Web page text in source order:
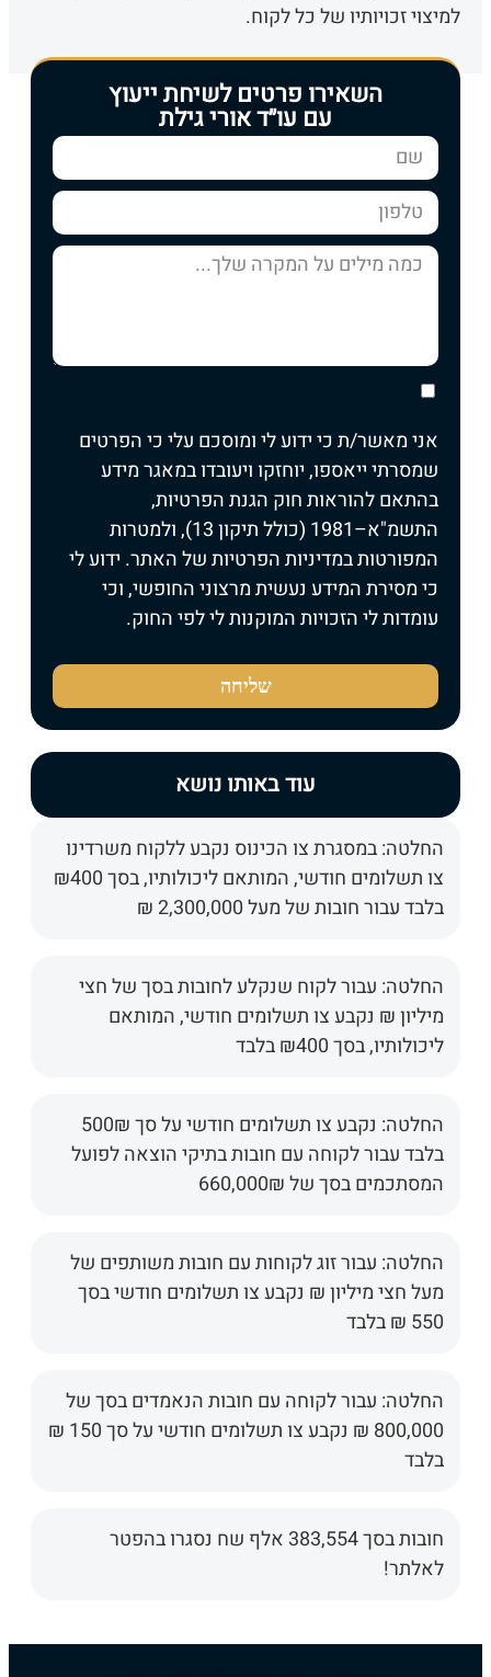
למיצוי זכויותיו של כל לקוח.
השאירו פרטים לשיחת ייעוץ
עם עו״ד אורי גילת
אני מאשר/ת כי ידוע לי ומוסכם עלי כי הפרטים
שמסרתי ייאספו, יוחזקו ויעובדו במאגר מידע
בהתאם להוראות חוק הגנת הפרטיות,
התשמ"א–1981 (כולל תיקון 13), ולמטרות
המפורטותבמדיניות הפרטיות של האתר. ידוע לי
כי מסירת המידע נעשית מרצוני החופשי, וכי
עומדות לי הזכויות המוקנות לי לפי החוק.
שליחה
עוד באותו נושא
החלטה: במסגרת צו הכינוס נקבע ללקוח משרדינו
צו תשלומים חודשי, המותאם ליכולותיו, בסך ₪400
בלבד עבור חובות של מעל 2,300,000 ₪
החלטה: עבור לקוח שנקלע לחובות בסך של חצי
מיליון ₪ נקבע צו תשלומים חודשי, המותאם
ליכולותיו, בסך ₪400 בלבד
החלטה: נקבע צו תשלומים חודשי על סך 500₪
בלבד עבור לקוחה עם חובות בתיקי הוצאה לפועל
המסתכמים בסך של 660,000₪
החלטה: עבור זוג לקוחות עם חובות משותפים של
מעל חצי מיליון ₪ נקבע צו תשלומים חודשי בסך
550 ₪ בלבד
החלטה: עבור לקוחה עם חובות הנאמדים בסך של
800,000 ₪ נקבע צו תשלומים חודשי על סך 150 ₪
בלבד
חובות בסך 383,554 אלף שח נסגרו בהפטר
לאלתר!